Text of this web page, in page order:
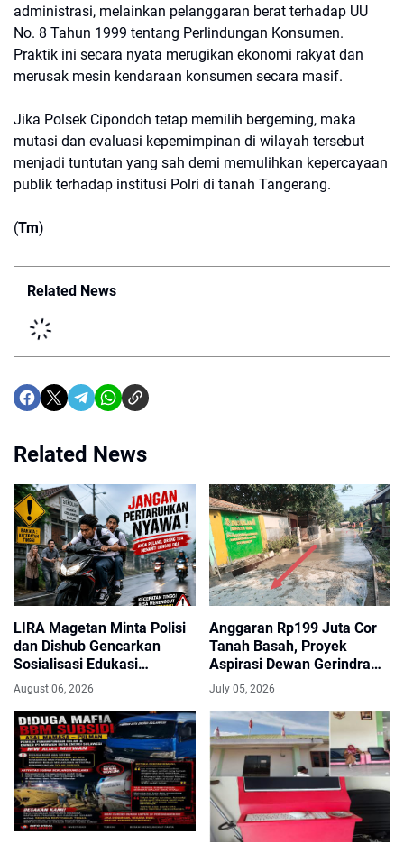
administrasi, melainkan pelanggaran berat terhadap UU
No. 8 Tahun 1999 tentang Perlindungan Konsumen.
Praktik ini secara nyata merugikan ekonomi rakyat dan
merusak mesin kendaraan konsumen secara masif.
​Jika Polsek Cipondoh tetap memilih bergeming, maka
mutasi dan evaluasi kepemimpinan di wilayah tersebut
menjadi tuntutan yang sah demi memulihkan kepercayaan
publik terhadap institusi Polri di tanah Tangerang.
(Tm)
Related News
Related News
LIRA Magetan Minta Polisi
dan Dishub Gencarkan
Sosialisasi Edukasi
Berkendara untuk Pelajar
August 06, 2026
Anggaran Rp199 Juta Cor
Tanah Basah, Proyek
Aspirasi Dewan Gerindra
Indramayu Minta Diaudit
July 05, 2026